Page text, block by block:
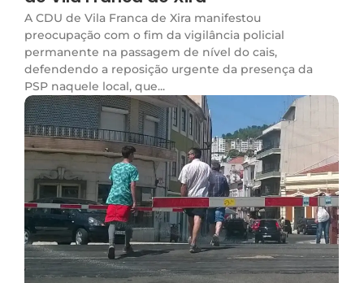
A CDU de Vila Franca de Xira manifestou
preocupação com o fim da vigilância policial
permanente na passagem de nível do cais,
defendendo a reposição urgente da presença da
PSP naquele local, que...